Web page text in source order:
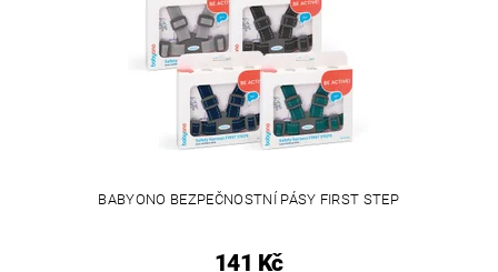
BABYONO BEZPEČNOSTNÍ PÁSY FIRST STEP
141 Kč